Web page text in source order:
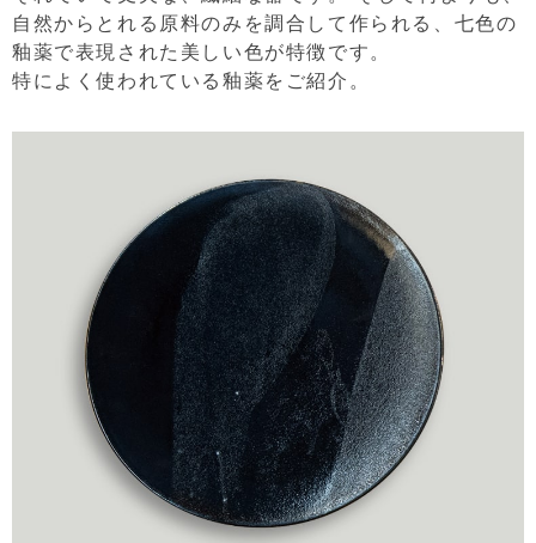
自然からとれる原料のみを調合して作られる、七色の
釉薬で表現された美しい色が特徴です。
特によく使われている釉薬をご紹介。